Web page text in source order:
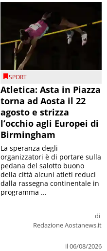
SPORT
Atletica: Asta in Piazza
torna ad Aosta il 22
agosto e strizza
l’occhio agli Europei di
Birmingham
di
Redazione Aostanews.it
il 06/08/2026
La speranza degli
organizzatori è di portare sulla
pedana del salotto buono
della città alcuni atleti reduci
dalla rassegna continentale in
programma ...